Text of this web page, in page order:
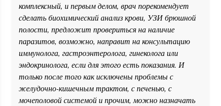
комплексный, и первым делом, врач порекомендует
сделать биохимический анализ крови, УЗИ брюшной
полости, предложит провериться на наличие
паразитов, возможно, направит на консультацию
иммунолога, гастроэнтеролога, гинеколога или
эндокринолога, если для этого есть показания. И
только после того как исключены проблемы с
желудочно-кишечным трактом, с печенью, с
мочеполовой системой и прочим, можно назначать